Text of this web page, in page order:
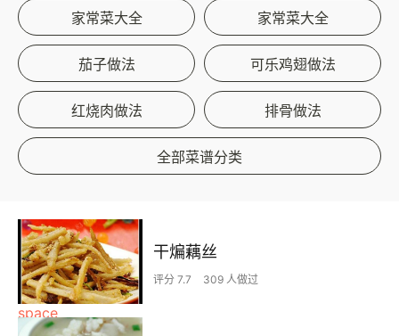
家常菜大全 家常菜大全
茄子做法 可乐鸡翅做法
红烧肉做法 排骨做法
全部菜谱分类
干煸藕丝
评分 7.7 309 人做过